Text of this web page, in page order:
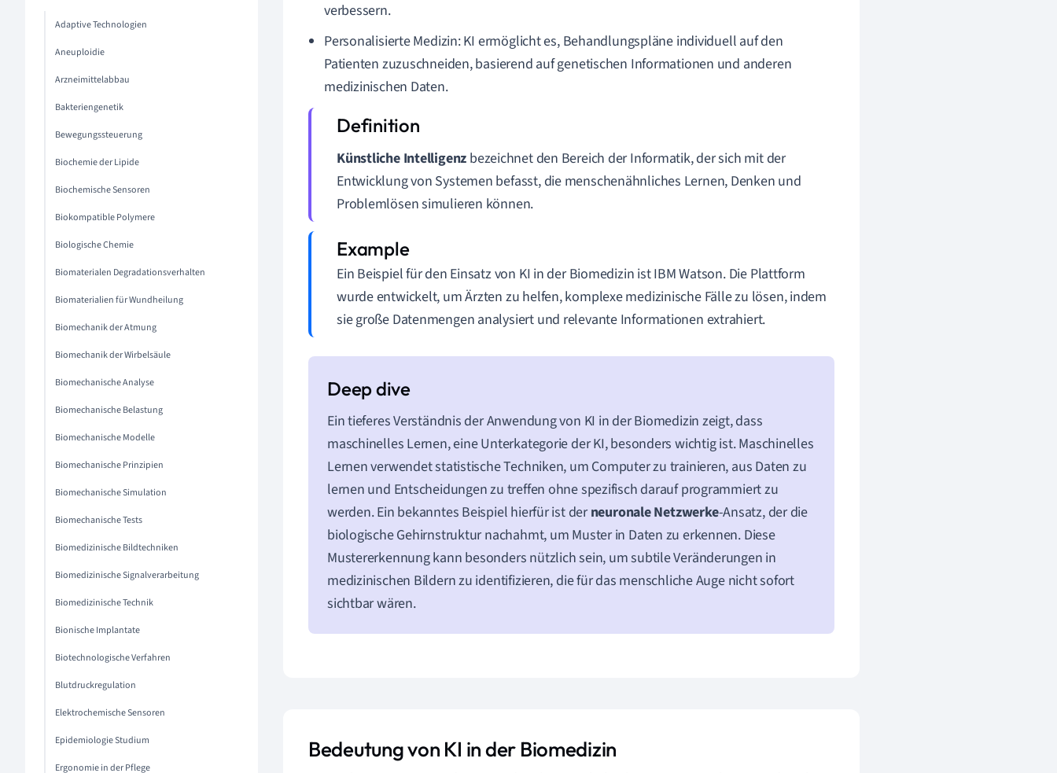
Adaptive Technologien
Aneuploidie
Arzneimittelabbau
Bakteriengenetik
Bewegungssteuerung
Biochemie der Lipide
Biochemische Sensoren
Biokompatible Polymere
Biologische Chemie
Biomaterialen Degradationsverhalten
Biomaterialien für Wundheilung
Biomechanik der Atmung
Biomechanik der Wirbelsäule
Biomechanische Analyse
Biomechanische Belastung
Biomechanische Modelle
Biomechanische Prinzipien
Biomechanische Simulation
Biomechanische Tests
Biomedizinische Bildtechniken
Biomedizinische Signalverarbeitung
Biomedizinische Technik
Bionische Implantate
Biotechnologische Verfahren
Blutdruckregulation
Elektrochemische Sensoren
Epidemiologie Studium
Ergonomie in der Pflege
verbessern.
Personalisierte Medizin: KI ermöglicht es, Behandlungspläne individuell auf den
Patienten zuzuschneiden, basierend auf genetischen Informationen und anderen
medizinischen Daten.
Künstliche Intelligenz bezeichnet den Bereich der Informatik, der sich mit der
Entwicklung von Systemen befasst, die menschenähnliches Lernen, Denken und
Problemlösen simulieren können.
Ein Beispiel für den Einsatz von KI in der Biomedizin ist IBM Watson. Die Plattform
wurde entwickelt, um Ärzten zu helfen, komplexe medizinische Fälle zu lösen, indem
sie große Datenmengen analysiert und relevante Informationen extrahiert.
Ein tieferes Verständnis der Anwendung von KI in der Biomedizin zeigt, dass
maschinelles Lernen, eine Unterkategorie der KI, besonders wichtig ist. Maschinelles
Lernen verwendet statistische Techniken, um Computer zu trainieren, aus Daten zu
lernen und Entscheidungen zu treffen ohne spezifisch darauf programmiert zu
werden. Ein bekanntes Beispiel hierfür ist derneuronale Netzwerke-Ansatz, der die
biologische Gehirnstruktur nachahmt, um Muster in Daten zu erkennen. Diese
Mustererkennung kann besonders nützlich sein, um subtile Veränderungen in
medizinischen Bildern zu identifizieren, die für das menschliche Auge nicht sofort
sichtbar wären.
Bedeutung von KI in der Biomedizin